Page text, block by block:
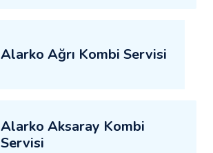
Alarko Ağrı Kombi Servisi
Alarko Aksaray Kombi
Servisi